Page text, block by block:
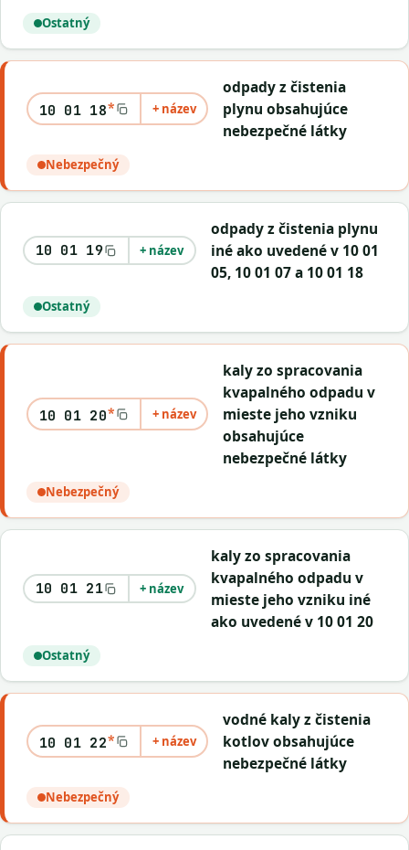
Ostatný
10 01 18* + název
odpady z čistenia
plynu obsahujúce
nebezpečné látky
Nebezpečný
10 01 19 + název
odpady z čistenia plynu
iné ako uvedené v 10 01
05, 10 01 07 a 10 01 18
Ostatný
10 01 20* + název
kaly zo spracovania
kvapalného odpadu v
mieste jeho vzniku
obsahujúce
nebezpečné látky
Nebezpečný
10 01 21 + název
kaly zo spracovania
kvapalného odpadu v
mieste jeho vzniku iné
ako uvedené v 10 01 20
Ostatný
10 01 22* + název
vodné kaly z čistenia
kotlov obsahujúce
nebezpečné látky
Nebezpečný